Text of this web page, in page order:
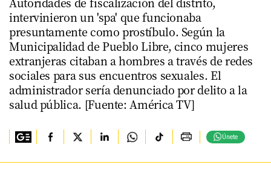
intervinieron un 'spa' que funcionaba
presuntamente como prostíbulo. Según la
Municipalidad de Pueblo Libre, cinco mujeres
extranjeras citaban a hombres a través de redes
sociales para sus encuentros sexuales. El
administrador sería denunciado por delito a la
salud pública. [Fuente: América TV]
Únete